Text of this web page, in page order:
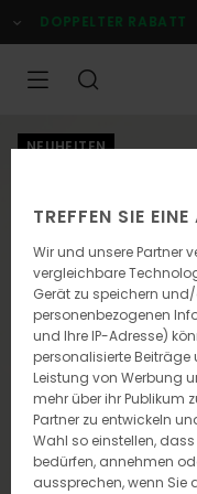
zur
Produktinformation
DOPPELTER RABATT
NEUHEITEN
TREFFEN SIE
Wir und unsere Partner
vergleichbare
Gerät zu speichern
personenbezogenen
und Ihre IP-Adresse)
personalisierte Beiträge
Leistung von Werbung
mehr über ihr Publikum
Partner zu entwickeln
Wahl so einstellen,
bedürfen, annehmen
aussprechen, wenn Sie